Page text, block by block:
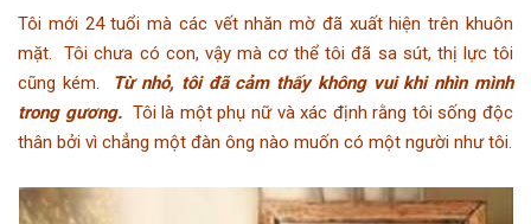
Tôi mới 24 tuổi mà các vết nhăn mờ đã xuất hiện trên khuôn
mặt. Tôi chưa có con, vậy mà cơ thể tôi đã sa sút, thị lực tôi
cũng kém. Từ nhỏ, tôi đã cảm thấy không vui khi nhìn mình
trong gương.Tôi là một phụ nữ và xác định rằng tôi sống độc
thân bởi vì chẳng một đàn ông nào muốn có một người như tôi.